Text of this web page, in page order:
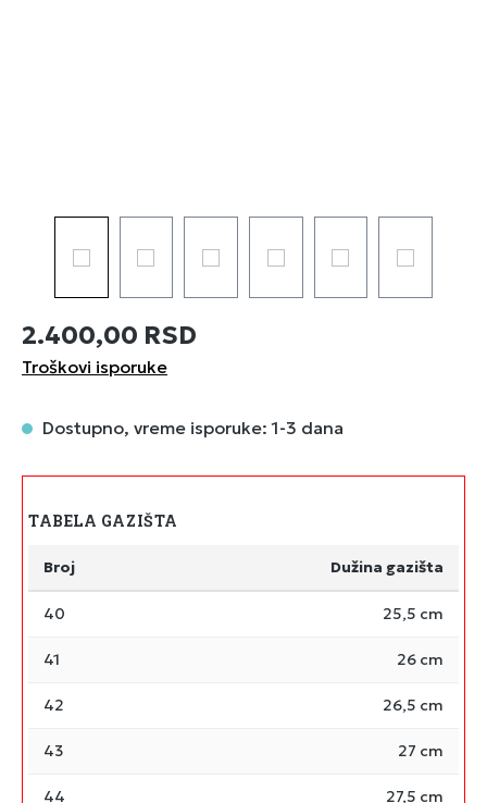
2.400,00 RSD
Troškovi isporuke
Dostupno, vreme isporuke: 1-3 dana
TABELA GAZIŠTA
Broj Dužina gazišta
40 25,5 cm
41 26 cm
42 26,5 cm
43 27 cm
44 27,5 cm